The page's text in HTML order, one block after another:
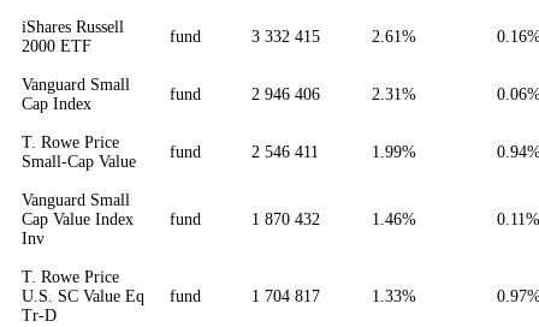
iShares Russell
2000 ETF
fund 3 332 415 2.61%
Vanguard Small
Cap Index
fund 2 946 406 2.31%
T. Rowe Price
Small-Cap Value
fund 2 546 411 1.99%
Vanguard Small
Cap Value Index
Inv
fund 1 870 432 1.46% 0.11%
T. Rowe Price
U.S. SC Value Eq
Tr-D
fund 1 704 817 1.33%